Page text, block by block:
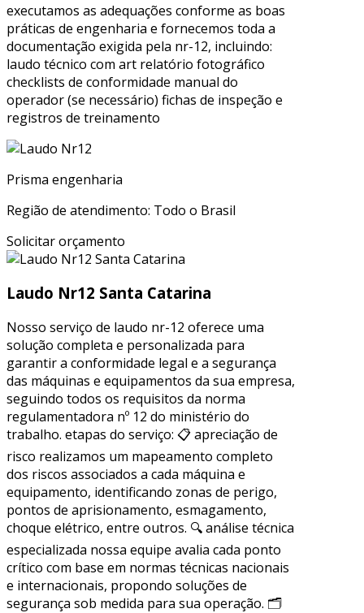
executamos as adequações conforme as boas
práticas de engenharia e fornecemos toda a
documentação exigida pela nr-12, incluindo:
laudo técnico com art relatório fotográfico
checklists de conformidade manual do
operador (se necessário) fichas de inspeção e
registros de treinamento
Prisma engenharia
Região de atendimento: Todo o Brasil
Solicitar orçamento
Laudo Nr12 Santa Catarina
Nosso serviço de laudo nr-12 oferece uma
solução completa e personalizada para
garantir a conformidade legal e a segurança
das máquinas e equipamentos da sua empresa,
seguindo todos os requisitos da norma
regulamentadora nº 12 do ministério do
trabalho. etapas do serviço: 📋 apreciação de
risco realizamos um mapeamento completo
dos riscos associados a cada máquina e
equipamento, identificando zonas de perigo,
pontos de aprisionamento, esmagamento,
choque elétrico, entre outros. 🔍 análise técnica
especializada nossa equipe avalia cada ponto
crítico com base em normas técnicas nacionais
e internacionais, propondo soluções de
segurança sob medida para sua operação. 🗂